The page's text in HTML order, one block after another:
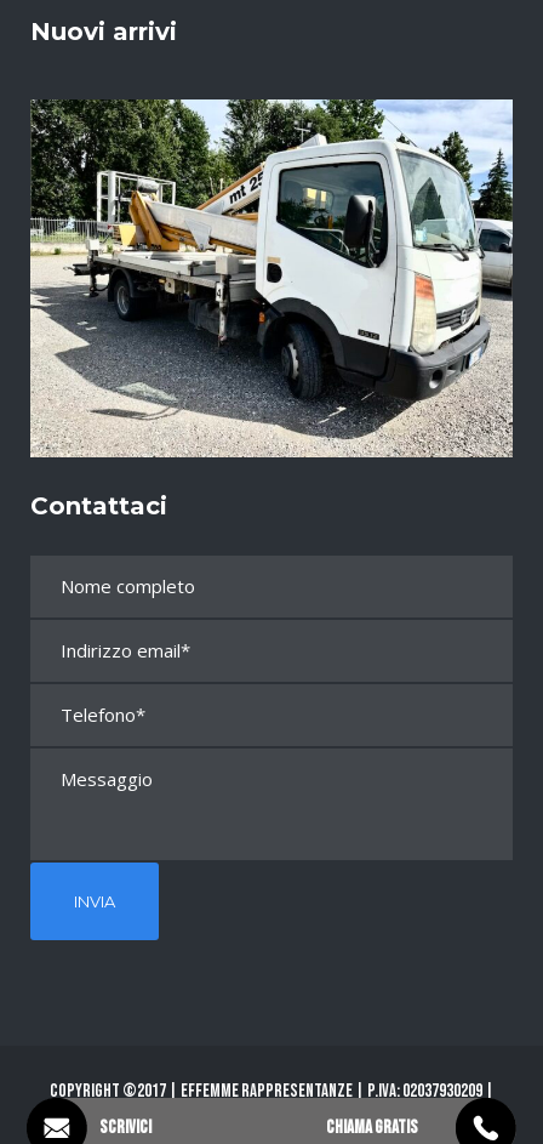
Nuovi arrivi
Contattaci
Copyright ©2017 | Effemme Rappresentanze | P.Iva: 02037930209 |
PRIVACY POLICY
Scrivici Chiama gratis